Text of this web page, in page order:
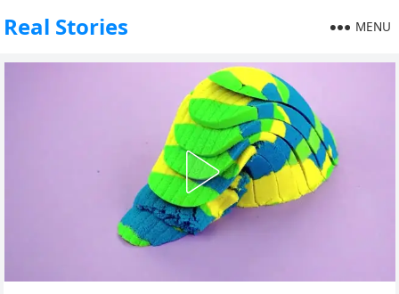
Real Stories MENU